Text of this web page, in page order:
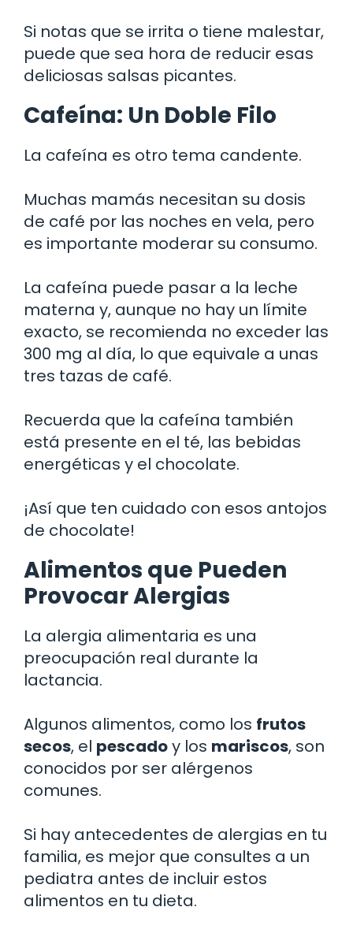
Si notas que se irrita o tiene malestar,
puede que sea hora de reducir esas
deliciosas salsas picantes.
Cafeína: Un Doble Filo
La cafeína es otro tema candente.
Muchas mamás necesitan su dosis
de café por las noches en vela, pero
es importante moderar su consumo.
La cafeína puede pasar a la leche
materna y, aunque no hay un límite
exacto, se recomienda no exceder las
300 mg al día, lo que equivale a unas
tres tazas de café.
Recuerda que la cafeína también
está presente en el té, las bebidas
energéticas y el chocolate.
¡Así que ten cuidado con esos antojos
de chocolate!
Alimentos que Pueden
Provocar Alergias
La alergia alimentaria es una
preocupación real durante la
lactancia.
Algunos alimentos, como los frutos
secos, el pescadoy los mariscos, son
conocidos por ser alérgenos
comunes.
Si hay antecedentes de alergias en tu
familia, es mejor que consultes a un
pediatra antes de incluir estos
alimentos en tu dieta.